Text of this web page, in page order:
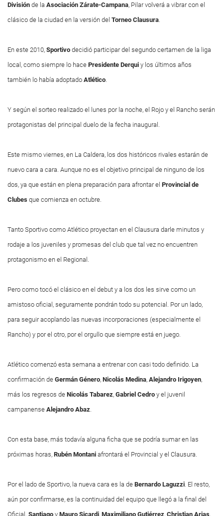
División de la Asociación Zárate-Campana, Pilar volverá a vibrar con el
clásico de la ciudad en la versión del Torneo Clausura.
En este 2010, Sportivo decidió participar del segundo certamen de la liga
local, como siempre lo hace Presidente Derqui y los últimos años
también lo había adoptado Atlético.
Y según el sorteo realizado el lunes por la noche, el Rojo y el Rancho serán
protagonistas del principal duelo de la fecha inaugural.
Este mismo viernes, en La Caldera, los dos históricos rivales estarán de
nuevo cara a cara. Aunque no es el objetivo principal de ninguno de los
dos, ya que están en plena preparación para afrontar el Provincial de
Clubes que comienza en octubre.
Tanto Sportivo como Atlético proyectan en el Clausura darle minutos y
rodaje a los juveniles y promesas del club que tal vez no encuentren
protagonismo en el Regional.
Pero como tocó el clásico en el debut y a los dos les sirve como un
amistoso oficial, seguramente pondrán todo su potencial. Por un lado,
para seguir acoplando las nuevas incorporaciones (especialmente el
Rancho) y por el otro, por el orgullo que siempre está en juego.
Atlético comenzó esta semana a entrenar con casi todo definido. La
confirmación de Germán Género, Nicolás Medina, Alejandro Irigoyen,
más los regresos de Nicolás Tabarez, Gabriel Cedro y el juvenil
campanense Alejandro Abaz.
Con esta base, más todavía alguna ficha que se podría sumar en las
próximas horas, Rubén Montani afrontará el Provincial y el Clausura.
Por el lado de Sportivo, la nueva cara es la de Bernardo Laguzzi. El resto,
aún por confirmarse, es la continuidad del equipo que llegó a la final del
Oficial. Santiago y Mauro Sicardi, Maximiliano Gutiérrez, Christian Arias,